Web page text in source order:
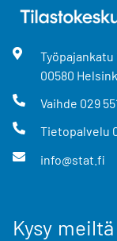
Työpajankatu
00580
Vaihde 029
Tietopalvelu
info@stat.fi
Kysy meiltä